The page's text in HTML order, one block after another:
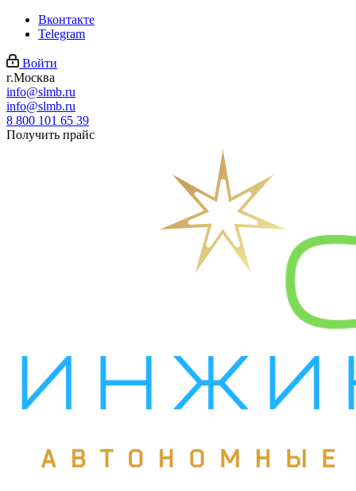
Вконтакте
Telegram
Войти
г.Москва
info@slmb.ru
info@slmb.ru
8 800 101 65 39
Получить прайс